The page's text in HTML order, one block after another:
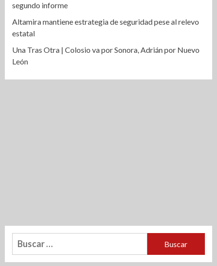
segundo informe
Altamira mantiene estrategia de seguridad pese al relevo
estatal
Una Tras Otra | Colosio va por Sonora, Adrián por Nuevo
León
Buscar: